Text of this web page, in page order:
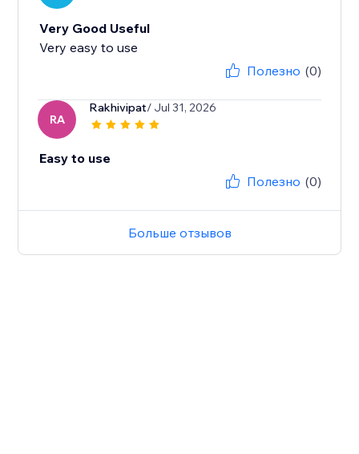
Very Good Useful
Very easy to use
Полезно (0)
RA
Rakhivipat/ Jul 31, 2026
Easy to use
Полезно (0)
Больше отзывов